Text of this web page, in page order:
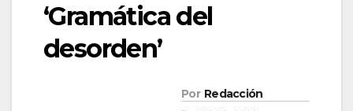
‘Gramática del
desorden’
Por Redacción